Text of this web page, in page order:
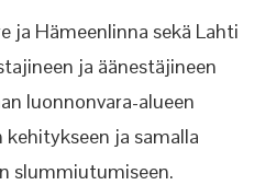
ja Hämeenlinna sekä Lahti
ja äänestäjineen
luonnonvara-alueen
ja samalla
slummiutumiseen.